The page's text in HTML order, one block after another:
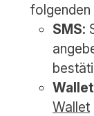
folgenden
SMS:
Wallet